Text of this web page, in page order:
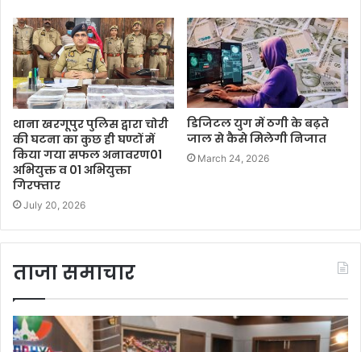
थाना खरगूपुर पुलिस द्वारा चोरी
की घटना का कुछ ही घण्टों में
किया गया सफल अनावरण01
अभियुक्त व 01 अभियुक्ता
गिरफ्तार
July 20, 2026
डिजिटल युग में ठगी के बढ़ते
जाल से कैसे मिलेगी निजात
March 24, 2026
ताजा समाचार